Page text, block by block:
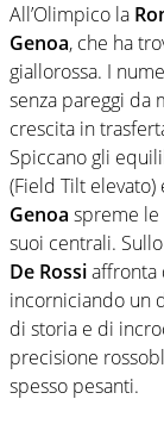
All’Olimpico la
Genoa, che ha
giallorossa. I
senza pareggi da
crescita in
Spiccano gli
(Field Tilt
Genoa spreme
suoi centrali.
De Rossiaffronta
incorniciando un
di storia e di
precisione
spesso pesanti.